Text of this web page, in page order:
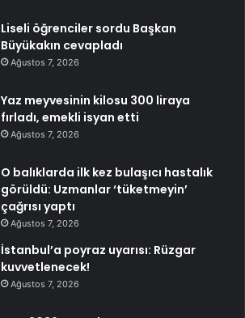
Liseli öğrenciler sordu Başkan
Büyükakın cevapladı
Ağustos 7, 2026
Yaz meyvesinin kilosu 300 liraya
fırladı, emekli isyan etti
Ağustos 7, 2026
O balıklarda ilk kez bulaşıcı hastalık
görüldü: Uzmanlar ‘tüketmeyin’
çağrısı yaptı
Ağustos 7, 2026
İstanbul’a poyraz uyarısı: Rüzgar
kuvvetlenecek!
Ağustos 7, 2026